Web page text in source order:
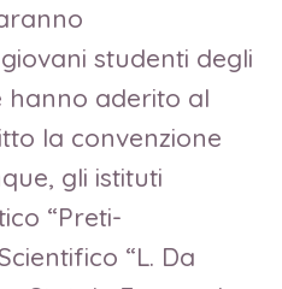
studenti degli
hanno aderito al
la convenzione
gli istituti
“Preti-
“L. Da